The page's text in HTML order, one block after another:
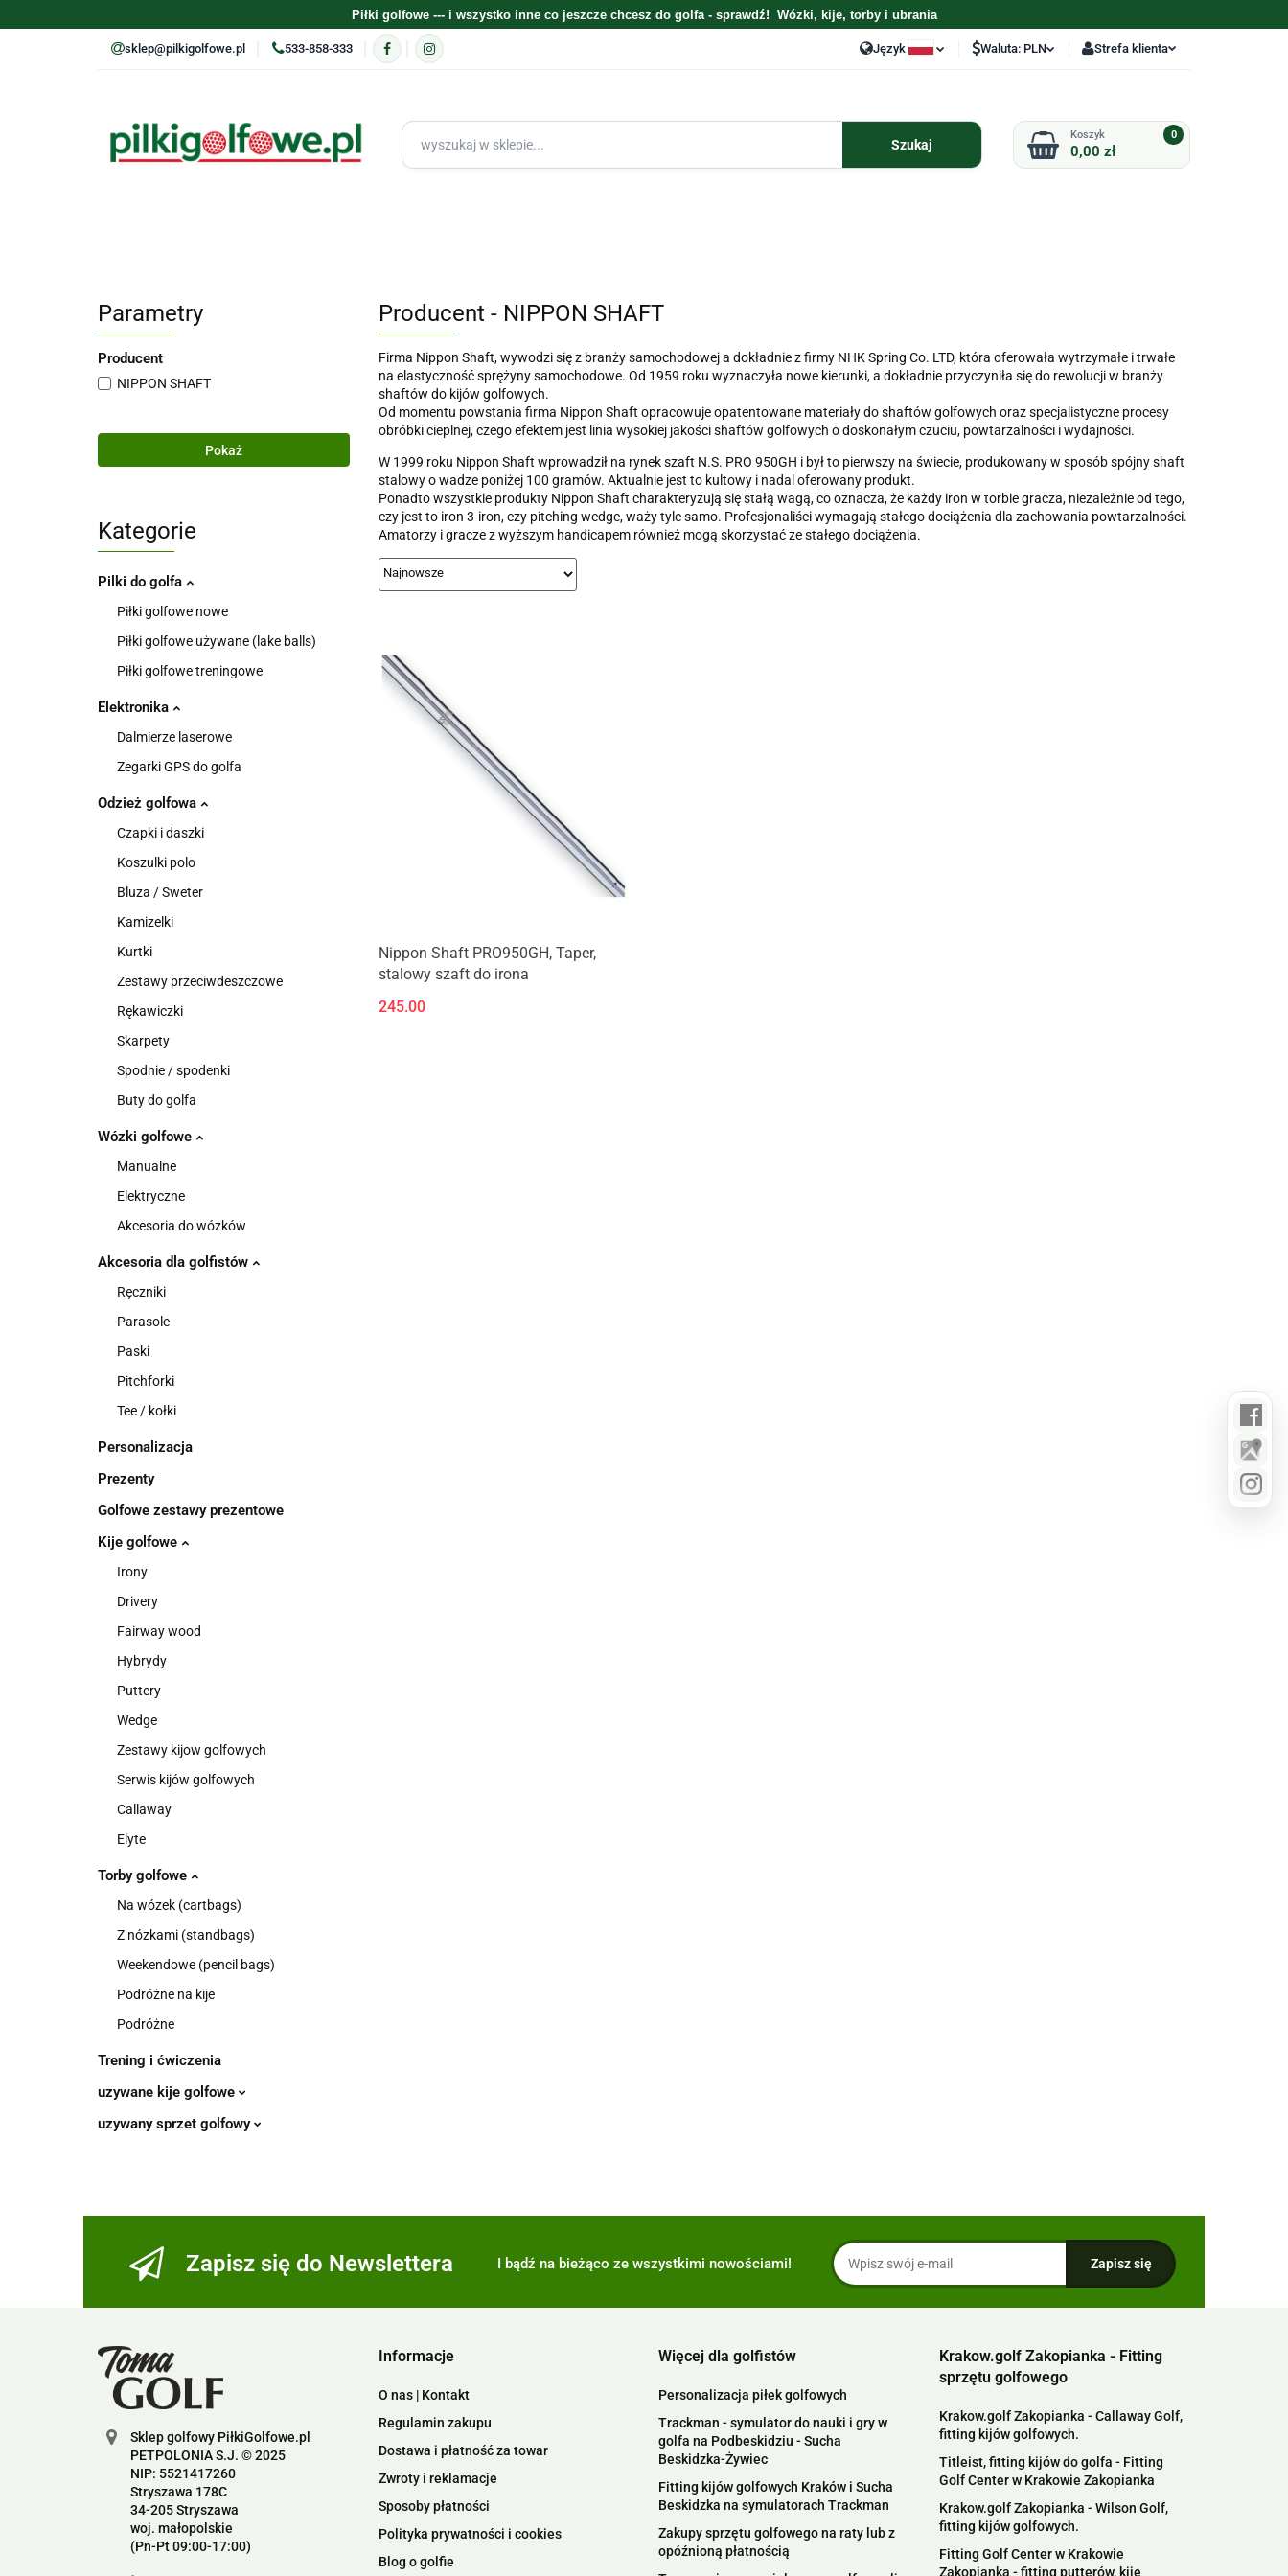
Piłki golfowe --- i wszystko inne co jeszcze chcesz do golfa - sprawdź! Wózki, kije, torby i ubrania
sklep@pilkigolfowe.pl 533-858-333 Język Waluta: PLN Strefa klienta
Zarejestruj się
Dodaj zgłoszenie
0,00 zł
0
Parametry
Producent
NIPPON SHAFT
Pokaż
Kategorie
Pilki do golfa
Piłki golfowe nowe
Piłki golfowe używane (lake balls)
Piłki golfowe treningowe
Elektronika
Dalmierze laserowe
Zegarki GPS do golfa
Odzież golfowa
Czapki i daszki
Koszulki polo
Bluza / Sweter
Kamizelki
Kurtki
Zestawy przeciwdeszczowe
Rękawiczki
Skarpety
Spodnie / spodenki
Buty do golfa
Wózki golfowe
Manualne
Elektryczne
Akcesoria do wózków
Akcesoria dla golfistów
Ręczniki
Parasole
Paski
Pitchforki
Tee / kołki
Personalizacja
Prezenty
Golfowe zestawy prezentowe
Kije golfowe
Irony
Drivery
Fairway wood
Hybrydy
Puttery
Wedge
Zestawy kijow golfowych
Serwis kijów golfowych
Callaway
Elyte
Torby golfowe
Na wózek (cartbags)
Z nózkami (standbags)
Weekendowe (pencil bags)
Podróżne na kije
Podróżne
Trening i ćwiczenia
uzywane kije golfowe
uzywany sprzet golfowy
Producent - NIPPON SHAFT
Firma Nippon Shaft, wywodzi się z branży samochodowej a dokładnie z firmy NHK Spring Co. LTD, która oferowała wytrzymałe i trwałe
na elastyczność sprężyny samochodowe. Od 1959 roku wyznaczyła nowe kierunki, a dokładnie przyczyniła się do rewolucji w branży
shaftów do kijów golfowych.
Od momentu powstania firma Nippon Shaft opracowuje opatentowane materiały do shaftów golfowych oraz specjalistyczne procesy
obróbki cieplnej, czego efektem jest linia wysokiej jakości shaftów golfowych o doskonałym czuciu, powtarzalności i wydajności.
W 1999 roku Nippon Shaft wprowadził na rynek szaft N.S. PRO 950GH i był to pierwszy na świecie, produkowany w sposób spójny shaft
stalowy o wadze poniżej 100 gramów. Aktualnie jest to kultowy i nadal oferowany produkt.
Ponadto wszystkie produkty Nippon Shaft charakteryzują się stałą wagą, co oznacza, że każdy iron w torbie gracza, niezależnie od tego,
czy jest to iron 3-iron, czy pitching wedge, waży tyle samo. Profesjonaliści wymagają stałego dociążenia dla zachowania powtarzalności.
Amatorzy i gracze z wyższym handicapem również mogą skorzystać ze stałego dociążenia.
Nippon Shaft PRO950GH, Taper,
stalowy szaft do irona
245.00
Zapisz się do Newslettera I bądź na bieżąco ze wszystkimi nowościami!
Sklep golfowy PiłkiGolfowe.pl
PETPOLONIA S.J. © 2025
NIP: 5521417260
Stryszawa 178C
34-205 Stryszawa
woj. małopolskie
(Pn-Pt 09:00-17:00)
Informacje
O nas | Kontakt
Regulamin zakupu
Dostawa i płatność za towar
Zwroty i reklamacje
Sposoby płatności
Polityka prywatności i cookies
Blog o golfie
Więcej dla golfistów
Personalizacja piłek golfowych
Trackman - symulator do nauki i gry w
golfa na Podbeskidziu - Sucha
Beskidzka-Żywiec
Fitting kijów golfowych Kraków i Sucha
Beskidzka na symulatorach Trackman
Zakupy sprzętu golfowego na raty lub z
opóźnioną płatnością
Krakow.golf Zakopianka - Fitting
sprzętu golfowego
Krakow.golf Zakopianka - Callaway Golf,
fitting kijów golfowych.
Titleist, fitting kijów do golfa - Fitting
Golf Center w Krakowie Zakopianka
Krakow.golf Zakopianka - Wilson Golf,
fitting kijów golfowych.
Fitting Golf Center w Krakowie
Zakopianka - fitting putterów, kije